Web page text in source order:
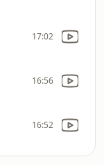
17:02
16:56
16:52